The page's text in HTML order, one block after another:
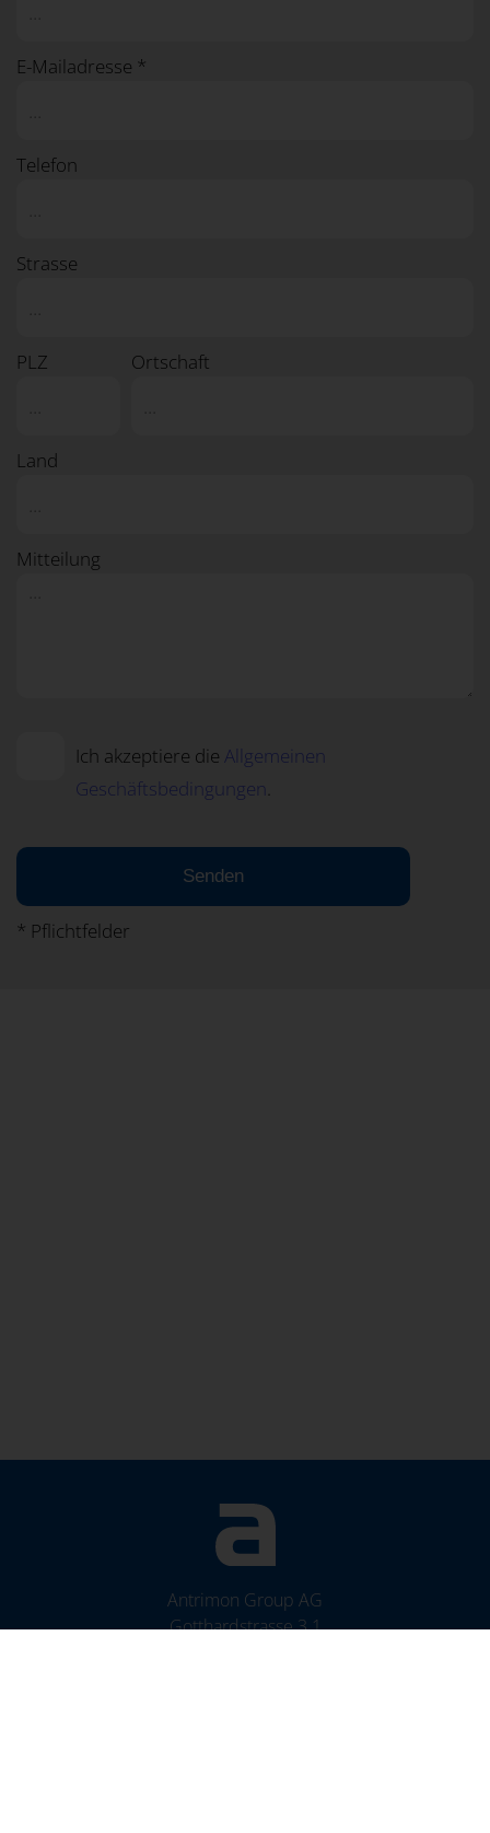
E-Mailadresse *
Telefon
Strasse
PLZ Ortschaft
Land
Mitteilung
Ich akzeptiere die Allgemeinen
Geschäftsbedingungen.
Senden
* Pflichtfelder
Antrimon Group AG
Gotthardstrasse 3.1